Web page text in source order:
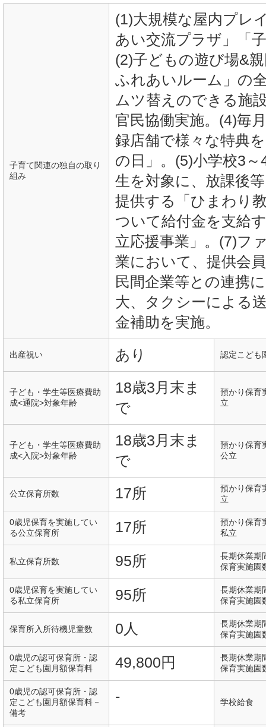
子育て関連の独自の取り
組み
(1)大規模な屋内プレ
あい交流プラザ」「
(2)子どもの遊び場&
ふれあいルーム」の
ムツ替えのできる施
官民協働実施。(4)毎
録店舗で様々な特典
の日」。(5)小学校3
生を対象に、放課後
提供する「ひまわり
ついて給付金を支給
立応援事業」。(7)フ
業において、提供会
民間企業等との連携
大、タクシーによる
金補助を実施。
出産祝い あり 認定こども
子ども・学生等医療費助
成<通院>対象年齢
18歳3月末ま
で
預かり保育
立
子ども・学生等医療費助
成<入院>対象年齢
18歳3月末ま
で
預かり保育
公立
公立保育所数 17所
預かり保育
立
0歳児保育を実施してい
る公立保育所
17所
預かり保育
私立
私立保育所数 95所
長期休業期
保育実施園
0歳児保育を実施してい
る私立保育所
95所
長期休業期
保育実施園
保育所入所待機児童数 0人
長期休業期
保育実施園
0歳児の認可保育所・認
定こども園月額保育料
49,800円
長期休業期
保育実施園
0歳児の認可保育所・認
定こども園月額保育料－
備考
- 学校給食